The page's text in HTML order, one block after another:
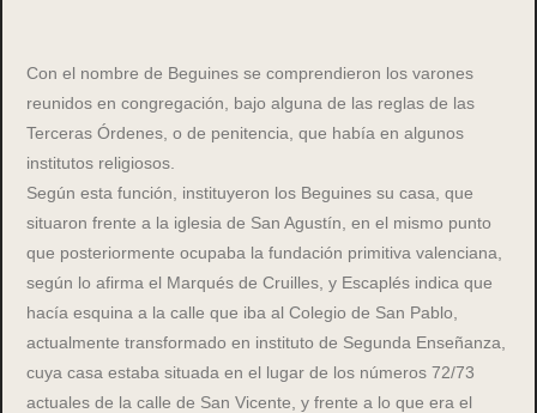
Con el nombre de Beguines se comprendieron los varones
reunidos en congregación, bajo alguna de las reglas de las
Terceras Órdenes, o de penitencia, que había en algunos
institutos religiosos.
Según esta función, instituyeron los Beguines su casa, que
situaron frente a la iglesia de San Agustín, en el mismo punto
que posteriormente ocupaba la fundación primitiva valenciana,
según lo afirma el Marqués de Cruilles, y Escaplés indica que
hacía esquina a la calle que iba al Colegio de San Pablo,
actualmente transformado en instituto de Segunda Enseñanza,
cuya casa estaba situada en el lugar de los números 72/73
actuales de la calle de San Vicente, y frente a lo que era el